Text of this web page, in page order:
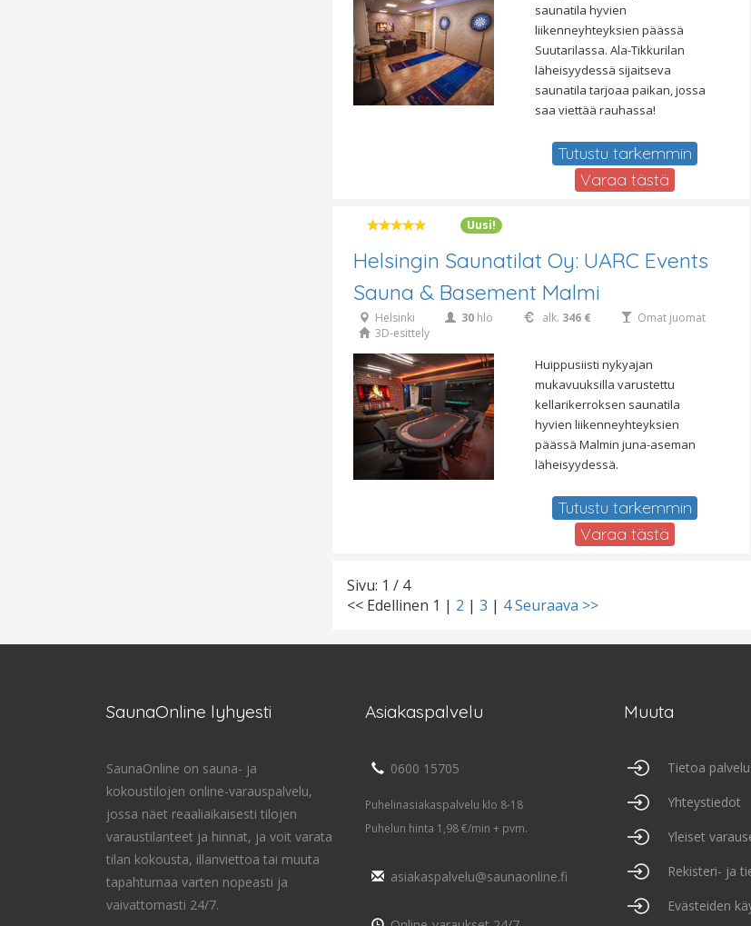
saunatila hyvien
liikenneyhteyksien päässä
Suutarilassa. Ala-Tikkurilan
läheisyydessä sijaitseva
saunatila tarjoaa paikan, jossa
saa viettää rauhassa!
Tutustu tarkemmin
Varaa tästä
Uusi!
Helsingin Saunatilat Oy: UARC Events
Sauna & Basement Malmi
Helsinki 30 hlö alk. 346 €
Omat juomat
3D-esittely
Huippusiisti nykyajan
mukavuuksilla varustettu
kellarikerroksen saunatila
hyvien liikenneyhteyksien
päässä Malmin juna-aseman
läheisyydessä.
Tutustu tarkemmin
Varaa tästä
Sivu: 1 / 4
<< Edellinen 1 | 2 | 3 | 4Seuraava >>
SaunaOnline lyhyesti
SaunaOnline on sauna- ja
kokoustilojen online-varauspalvelu,
jossa näet reaaliaikaisesti tilojen
varaustilanteet ja hinnat, ja voit varata
tilan kokousta, illanviettoa tai muuta
tapahtumaa varten nopeasti ja
vaivattomasti 24/7.
Asiakaspalvelu
0600 15705
Puhelinasiakaspalvelu klo 8-18
Puhelun hinta 1,98 €/min + pvm.
asiakaspalvelu@saunaonline.fi
Muuta
Tietoa
Yhteystiedot
Yleiset
Rekisteri- ja
Evästeiden